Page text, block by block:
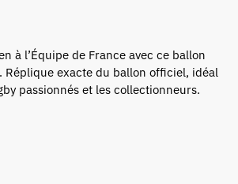
à l’Équipe de France avec ce ballon
Réplique exacte du ballon officiel, idéal
passionnés et les collectionneurs.